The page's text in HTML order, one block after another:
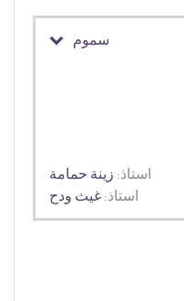
سموم
استاذ: زينة حمامة
استاذ: غيث ودح